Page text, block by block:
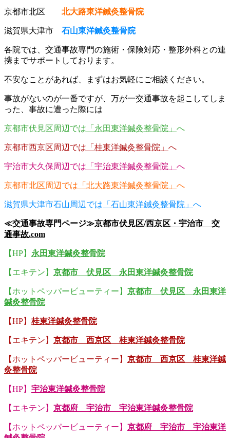
京都市北区 北大路東洋鍼灸整骨院
滋賀県大津市 石山東洋鍼灸整骨院
各院では、交通事故専門の施術・保険対応・整形外科との連
携までサポートしております。
不安なことがあれば、まずはお気軽にご相談ください。
事故がないのが一番ですが、万が一交通事故を起こしてしま
った、事故に遭った際には
京都市伏見区周辺では 「永田東洋鍼灸整骨院」 へ
京都市西京区周辺では 「桂東洋鍼灸整骨院」 へ
宇治市大久保周辺では 「宇治東洋鍼灸整骨院」 へ
京都市北区周辺では 「北大路東洋鍼灸整骨院」 へ
滋賀県大津市石山周辺では 「石山東洋鍼灸整骨院」 へ
≪交通事故専門ページ≫京都市伏見区/西京区・宇治市 交
通事故.com
【HP】 永田東洋鍼灸整骨院
【エキテン】 京都市 伏見区 永田東洋鍼灸整骨院
【ホットペッパービューティー】 京都市 伏見区 永田東洋
鍼灸整骨院
【HP】 桂東洋鍼灸整骨院
【エキテン】 京都市 西京区 桂東洋鍼灸整骨院
【ホットペッパービューティー】 京都市 西京区 桂東洋鍼
灸整骨院
【HP】 宇治東洋鍼灸整骨院
【エキテン】 京都府 宇治市 宇治東洋鍼灸整骨院
【ホットペッパービューティー】 京都府 宇治市 宇治東洋